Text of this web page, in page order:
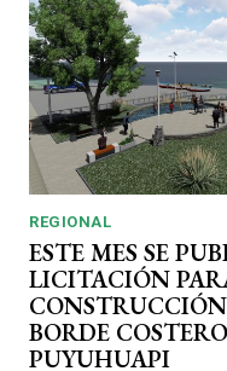
REGIONAL
ESTE MES SE
LICITACIÓN
BORDE
PUYUHUAPI